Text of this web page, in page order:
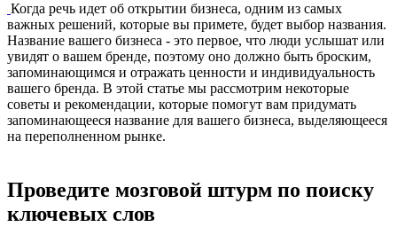
Когда речь идет об открытии бизнеса, одним из самых
важных решений, которые вы примете, будет выбор названия.
Название вашего бизнеса - это первое, что люди услышат или
увидят о вашем бренде, поэтому оно должно быть броским,
запоминающимся и отражать ценности и индивидуальность
вашего бренда. В этой статье мы рассмотрим некоторые
советы и рекомендации, которые помогут вам придумать
запоминающееся название для вашего бизнеса, выделяющееся
на переполненном рынке.
Проведите мозговой штурм по поиску
ключевых слов